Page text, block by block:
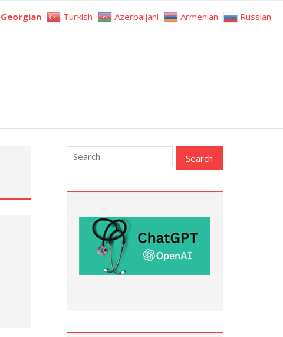
Georgian Turkish Azerbaijani Armenian Russian